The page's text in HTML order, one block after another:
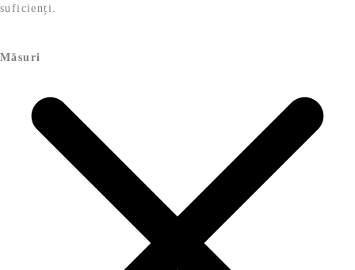
suficienți.
Măsuri